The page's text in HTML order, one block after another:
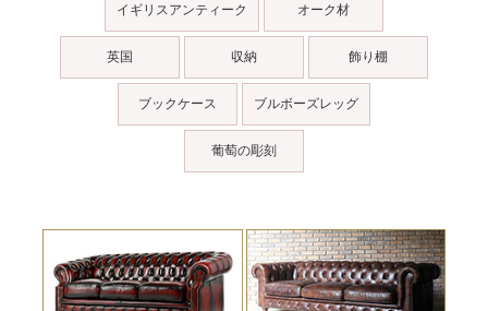
イギリスアンティーク オーク材
英国 収納 飾り棚
ブックケース ブルボーズレッグ
葡萄の彫刻